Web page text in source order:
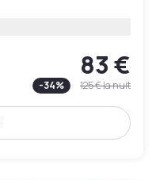
83 €
-34% 125 €la nuit